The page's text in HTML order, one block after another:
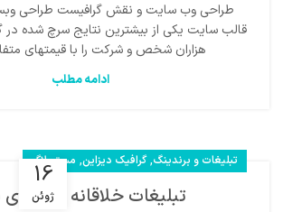
طراحی وب سایت و نقش گرافیست طراحی
قالب سایت یکی از بیشترین نتایج سرچ شده در
هزاران شخص و شرکت را با قیمتهای
ادامه مطلب
16
ژوئن
تبلیغات و برندینگ,گرافیک دیزاین, مستربلاگ
تبلیغات خلاقانه برندهای